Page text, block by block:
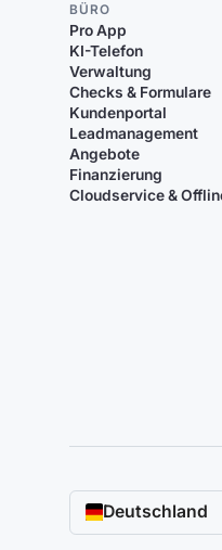
BÜRO
Pro App
KI-Telefon
Verwaltung
Checks & Formulare
Kundenportal
Leadmanagement
Angebote
Finanzierung
Cloudservice &
Deutschland